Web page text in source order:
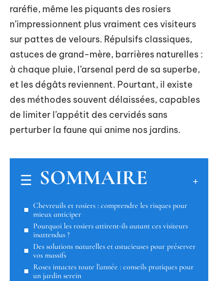
raréfie, même les piquants des rosiers
n’impressionnent plus vraiment ces visiteurs
sur pattes de velours. Répulsifs classiques,
astuces de grand-mère, barrières naturelles :
à chaque pluie, l’arsenal perd de sa superbe,
et les dégâts reviennent. Pourtant, il existe
des méthodes souvent délaissées, capables
de limiter l’appétit des cervidés sans
perturber la faune qui anime nos jardins.
SOMMAIRE
Chevreuils et rosiers : comprendre les risques pour
mieux anticiper
Pourquoi les rosiers attirent-ils autant ces visiteurs
inattendus ?
Des solutions naturelles et astucieuses pour préserver
vos massifs
Roses intactes toute l’année : conseils pratiques pour
un jardin serein